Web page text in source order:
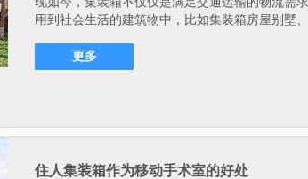
用到社会生活的建筑物中，比如集装箱房屋别墅
更多
住人集装箱作为移动手术室的好处